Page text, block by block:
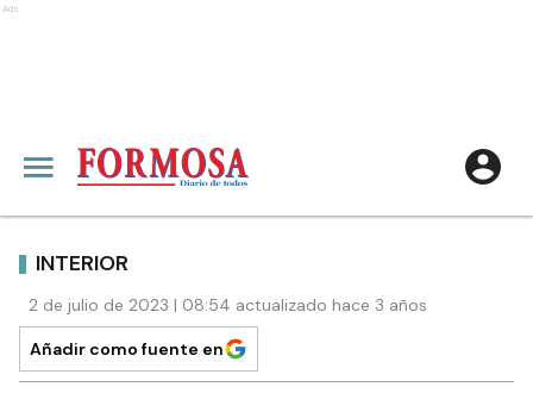
Ads
INTERIOR
2 de julio de 2023 | 08:54 actualizado hace 3 años
Añadir como fuente en